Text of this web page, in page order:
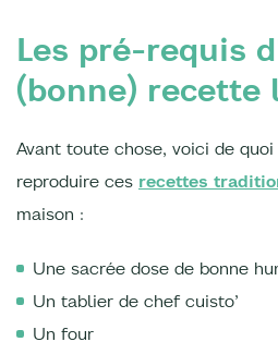
Les pré-requis
(bonne) recette
Avant toute chose, voici de
reproduire ces recettes
maison :
Une sacrée dose de bonne
Un tablier de chef cuisto’
Un four